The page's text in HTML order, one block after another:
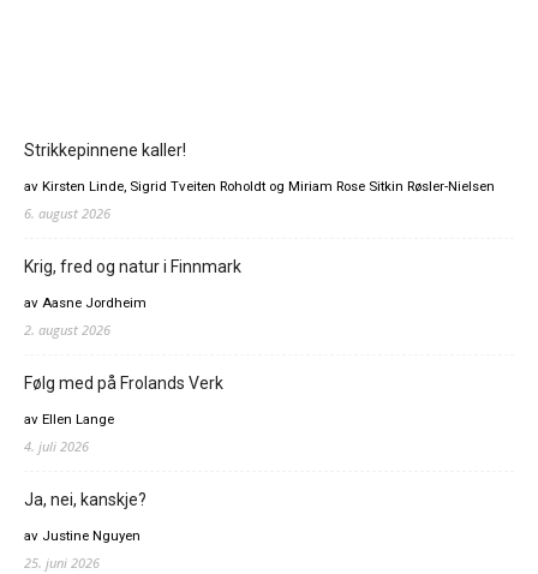
Strikkepinnene kaller!
av Kirsten Linde, Sigrid Tveiten Roholdt og Miriam Rose Sitkin Røsler-Nielsen
6. august 2026
Krig, fred og natur i Finnmark
av Aasne Jordheim
2. august 2026
Følg med på Frolands Verk
av Ellen Lange
4. juli 2026
Ja, nei, kanskje?
av Justine Nguyen
25. juni 2026